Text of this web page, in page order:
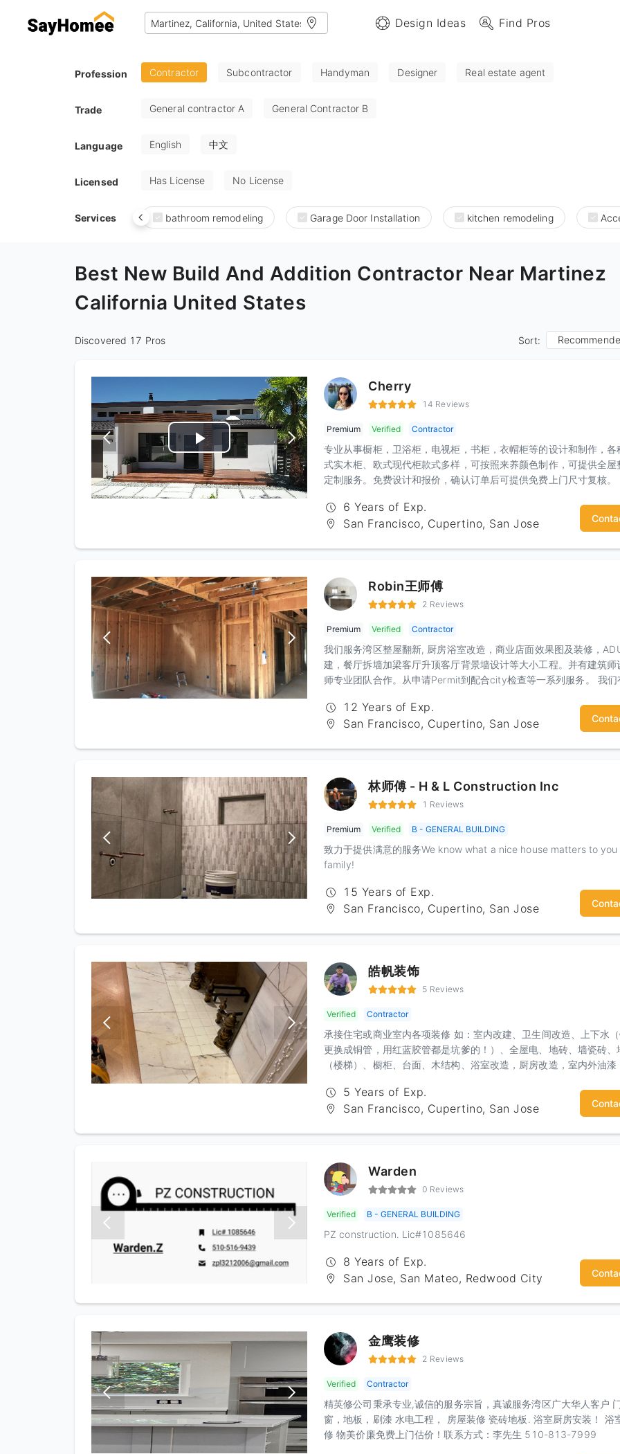
Design Ideas Find Pros
Profession Contractor Subcontractor Handyman Designer Real estate agent
Trade General contractor A General Contractor B
Language English 中文
Licensed Has License No License
Services bathroom remodeling Garage Door Installation kitchen remodeling
Best New Build And Addition Contractor Near Martinez
California United States
Discovered 17 Pros Sort:
Play
Video
Cherry
14 Reviews
Premium Verified Contractor
专业从事橱柜，卫浴柜，电视柜，书柜，衣帽柜等的设计和制作，各
式实木柜、欧式现代柜款式多样，可按照来养颜色制作，可提供全屋
定制服务。免费设计和报价，确认订单后可提供免费上门尺寸复核。
6 Years of Exp.
San Francisco, Cupertino, San Jose
Robin王师傅
2 Reviews
Premium Verified Contractor
我们服务湾区整屋翻新, 厨房浴室改造，商业店面效果图及装修，
建，餐厅拆墙加梁客厅升顶客厅背景墙设计等大小工程。并有建筑师
师专业团队合作。从申请Permit到配合city检查等一系列服务。 我们
意的合作12 Years of Exp.
San Francisco, Cupertino, San Jose
林师傅 - H & L Construction Inc
1 Reviews
Premium Verified B - GENERAL BUILDING
致力于提供满意的服务We know what a nice house matters to you
family!
15 Years of Exp.
San Francisco, Cupertino, San Jose
皓帆装饰
5 Reviews
Verified Contractor
承接住宅或商业室内各项装修 如：室内改建、卫生间改造、上下水
更换成铜管，用红蓝胶管都是坑爹的！）、全屋电、地砖、墙瓷砖、
（楼梯）、橱柜、台面、木结构、浴室改造，厨房改造，室内外油漆
墙、水泥地，更换门窗，大修小补！匠人精神，精品工艺，给你舒心
体验！期待您诚意的联系：杨先生 电话：3133499969微信：
5 Years of Exp.
San Francisco, Cupertino, San Jose
Warden
0 Reviews
Verified B - GENERAL BUILDING
PZ construction. Lic#1085646
8 Years of Exp.
San Jose, San Mateo, Redwood City
金鹰装修
2 Reviews
Verified Contractor
精英修公司秉承专业,诚信的服务宗旨，真诚服务湾区广大华人客户
窗，地板，刷漆 水电工程， 房屋装修 瓷砖地板. 浴室厨房安装！ 浴
修 物美价廉免费上门估价！联系方式：李先生 510-813-7999